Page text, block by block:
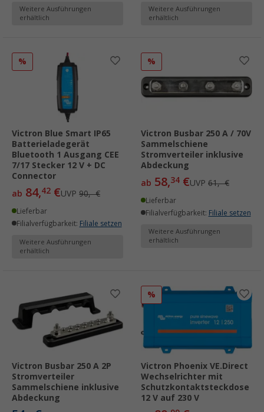
Weitere Ausführungen
erhältlich
Weitere Ausführungen
erhältlich
%
Victron Blue Smart IP65
Batterieladegerät
Bluetooth 1 Ausgang CEE
7/17 Stecker 12 V + DC
Connector
ab 84,42 €UVP 90,- €
Lieferbar
Filialverfügbarkeit: Filiale setzen
Weitere Ausführungen
erhältlich
%
Victron Busbar 250 A / 70V
Sammelschiene
Stromverteiler inklusive
Abdeckung
ab 58,34 €UVP 61,- €
Lieferbar
Filialverfügbarkeit: Filiale setzen
Weitere Ausführungen
erhältlich
Victron Busbar 250 A 2P
Stromverteiler
Sammelschiene inklusive
Abdeckung
%
Victron Phoenix VE.Direct
Wechselrichter mit
Schutzkontaktsteckdose
12 V auf 230 V